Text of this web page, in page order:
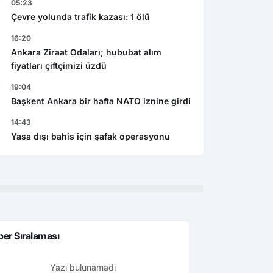
05:23
Çevre yolunda trafik kazası: 1 ölü
16:20
Ankara Ziraat Odaları; hububat alım
fiyatları çiftçimizi üzdü
19:04
Başkent Ankara bir hafta NATO iznine girdi
14:43
Yasa dışı bahis için şafak operasyonu
Sıralaması
Yazı bulunamadı